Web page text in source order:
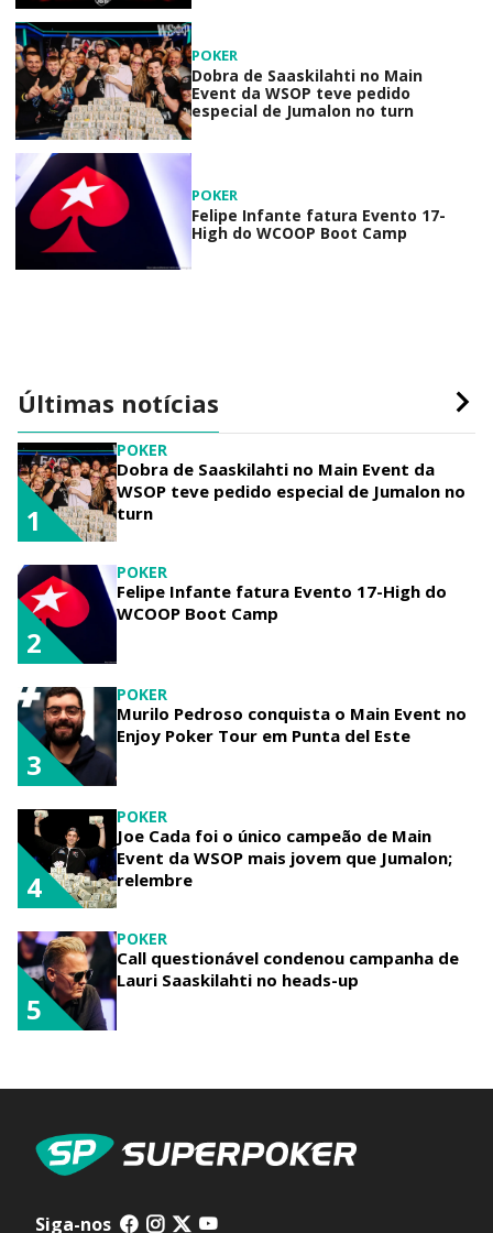
POKER
Dobra de Saaskilahti no Main
Event da WSOP teve pedido
especial de Jumalon no turn
POKER
Felipe Infante fatura Evento 17-
High do WCOOP Boot Camp
Últimas notícias
POKER
Dobra de Saaskilahti no Main Event da
WSOP teve pedido especial de Jumalon no
turn
1
POKER
Felipe Infante fatura Evento 17-High do
WCOOP Boot Camp
2
POKER
Murilo Pedroso conquista o Main Event no
Enjoy Poker Tour em Punta del Este
3
POKER
Joe Cada foi o único campeão de Main
Event da WSOP mais jovem que Jumalon;
relembre
4
POKER
Call questionável condenou campanha de
Lauri Saaskilahti no heads-up
5
Siga-nos